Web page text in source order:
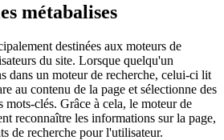
métabalises
destinées aux moteurs de
du site. Lorsque quelqu'un
dans un moteur de recherche, celui-ci lit
au contenu de la page et sélectionne des
mots-clés. Grâce à cela, le moteur de
reconnaître les informations sur la page,
de recherche pour l'utilisateur.